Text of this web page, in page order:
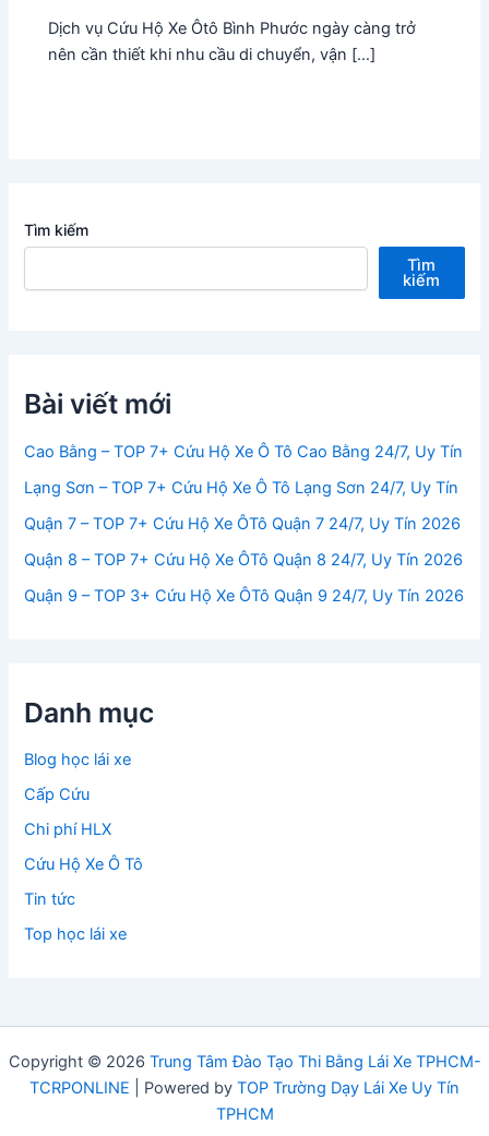
Dịch vụ Cứu Hộ Xe Ôtô Bình Phước ngày càng trở
nên cần thiết khi nhu cầu di chuyển, vận […]
Tìm kiếm
Tìm
kiếm
Bài viết mới
Cao Bằng – TOP 7+ Cứu Hộ Xe Ô Tô Cao Bằng 24/7, Uy Tín
Lạng Sơn – TOP 7+ Cứu Hộ Xe Ô Tô Lạng Sơn 24/7, Uy Tín
Quận 7 – TOP 7+ Cứu Hộ Xe ÔTô Quận 7 24/7, Uy Tín 2026
Quận 8 – TOP 7+ Cứu Hộ Xe ÔTô Quận 8 24/7, Uy Tín 2026
Quận 9 – TOP 3+ Cứu Hộ Xe ÔTô Quận 9 24/7, Uy Tín 2026
Danh mục
Blog học lái xe
Cấp Cứu
Chi phí HLX
Cứu Hộ Xe Ô Tô
Tin tức
Top học lái xe
Copyright © 2026 Trung Tâm Đào Tạo Thi Bằng Lái Xe TPHCM-
TCRPONLINE | Powered by TOP Trường Dạy Lái Xe Uy Tín
TPHCM